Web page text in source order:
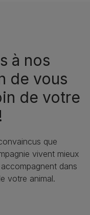
à nos
de vous
de votre
que
vivent mieux
dans
votre animal.​